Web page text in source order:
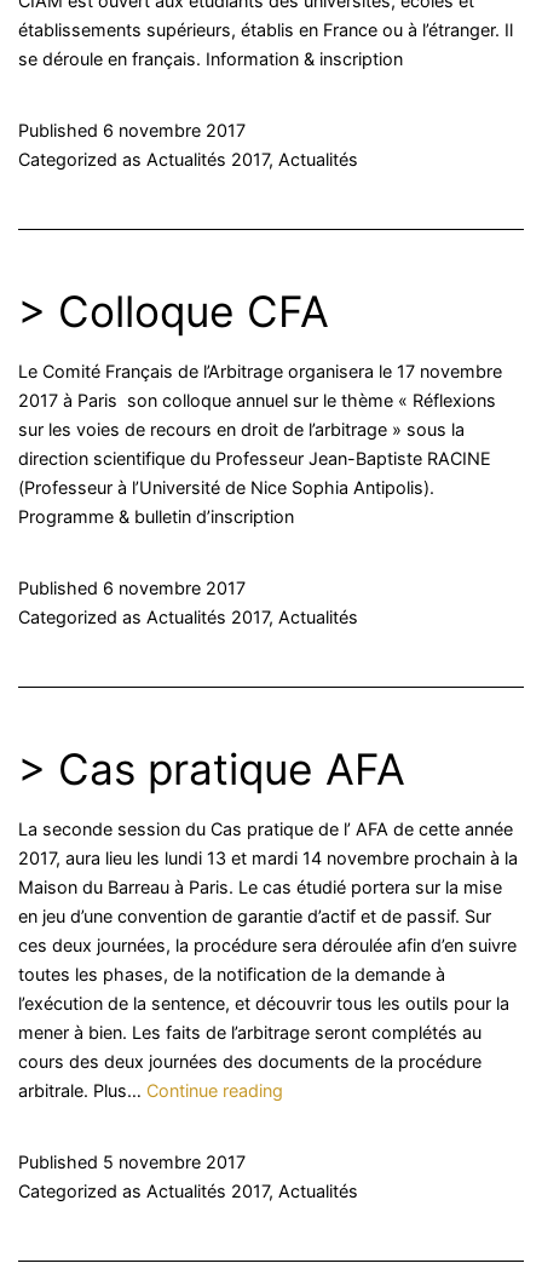
établissements supérieurs, établis en France ou à l’étranger. Il
se déroule en français. Information & inscription
Published 6 novembre 2017
Categorized as Actualités 2017, Actualités
> Colloque CFA
Le Comité Français de l’Arbitrage organisera le 17 novembre
2017 à Paris son colloque annuel sur le thème « Réflexions
sur les voies de recours en droit de l’arbitrage » sous la
direction scientifique du Professeur Jean-Baptiste RACINE
(Professeur à l’Université de Nice Sophia Antipolis).
Programme & bulletin d’inscription
Published 6 novembre 2017
Categorized as Actualités 2017, Actualités
> Cas pratique AFA
La seconde session du Cas pratique de l’ AFA de cette année
2017, aura lieu les lundi 13 et mardi 14 novembre prochain à la
Maison du Barreau à Paris. Le cas étudié portera sur la mise
en jeu d’une convention de garantie d’actif et de passif. Sur
ces deux journées, la procédure sera déroulée afin d’en suivre
toutes les phases, de la notification de la demande à
l’exécution de la sentence, et découvrir tous les outils pour la
mener à bien. Les faits de l’arbitrage seront complétés au
cours des deux journées des documents de la procédure
arbitrale. Plus… Continue reading
Published 5 novembre 2017
Categorized as Actualités 2017, Actualités